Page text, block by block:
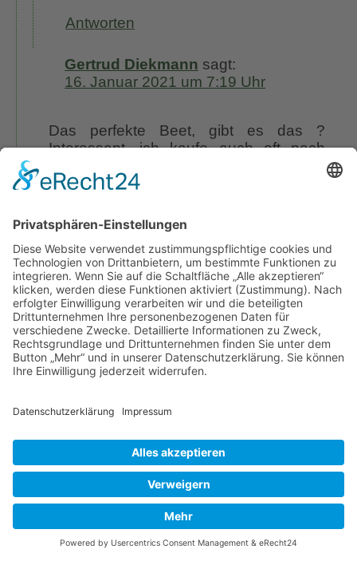
Antworten
Gertrud Diekmann sagt:
16. Januar 2021 um 7:19 Uhr
Das perfekte Beet, gibt es das ?
Interessant, ich kaufe auch oft nach
nicht in meinem sonnigen und
Vorstellung.
Antworten
Das Wurzerl sagt:
16. Januar 2021 um 16:05 Uhr
Danke für Dein Feedback liebe
Gertrud, Du bist mit der Eingangs-Nr.
Buchexemplare. Wünsche Dir ein
Antworten
Silke Lehmann sagt:
16. Januar 2021 um 7:41 Uhr